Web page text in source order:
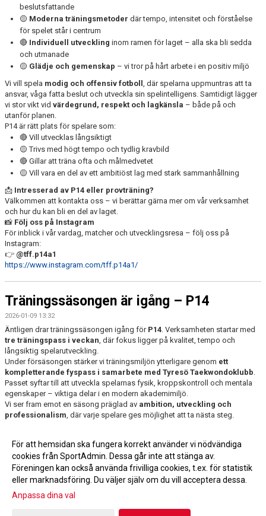
beslutsfattande
🟡 Moderna träningsmetoder där tempo, intensitet och förståelse
för spelet står i centrum
🔴 Individuell utveckling inom ramen för laget – alla ska bli sedda
och utmanade
🟡 Glädje och gemenskap – vi tror på hårt arbete i en positiv miljö
Vi vill spela modig och offensiv fotboll , där spelarna uppmuntras att ta
ansvar, våga fatta beslut och utveckla sin spelintelligens. Samtidigt lägger
vi stor vikt vid värdegrund, respekt och lagkänsla – både på och
utanför planen.
P14 är rätt plats för spelare som:
🔴 Vill utvecklas långsiktigt
🟡 Trivs med högt tempo och tydlig kravbild
🔴 Gillar att träna ofta och målmedvetet
🟡 Vill vara en del av ett ambitiöst lag med stark sammanhållning
📩 Intresserad av P14 eller provträning?
Välkommen att kontakta oss – vi berättar gärna mer om vår verksamhet
och hur du kan bli en del av laget.
📸 Följ oss på Instagram
För inblick i vår vardag, matcher och utvecklingsresa – följ oss på
Instagram:
👉 @tff.p14a1
https://www.instagram.com/tff.p14a1/
Träningssäsongen är igång – P14
2026-01-09 13:32
Äntligen drar träningssäsongen igång för P14. Verksamheten startar med
tre träningspass i veckan, där fokus ligger på kvalitet, tempo och
långsiktig spelarutveckling.
Under försäsongen stärker vi träningsmiljön ytterligare genom ett
kompletterande fyspass i samarbete med Tyresö Taekwondoklubb.
Passet syftar till att utveckla spelarnas fysik, kroppskontroll och mentala
egenskaper – viktiga delar i en modern akademimiljö.
Vi ser fram emot en säsong präglad av ambition, utveckling och
professionalism, där varje spelare ges möjlighet att ta nästa steg.
Gå till Webbversion
För att hemsidan ska fungera korrekt använder vi nödvändiga
cookies från SportAdmin. Dessa går inte att stänga av.
Föreningen kan också använda frivilliga cookies, t.ex. för statistik
eller marknadsföring. Du väljer själv om du vill acceptera dessa.
Anpassa dina val